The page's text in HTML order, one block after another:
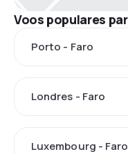
Voos populares
Porto - Faro
Londres - Faro
Luxembourg - Faro